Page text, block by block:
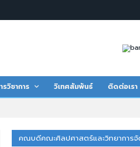
วิชาการ วิเทศสัมพันธ์ ติดต่อเรา
คณบดีคณะศิลปศาสตร์และวิทยาการจั